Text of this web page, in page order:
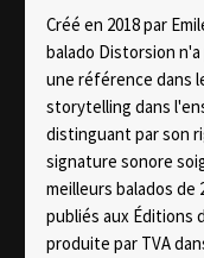
Créé en 2018 par
balado Distorsion
une référence dans
storytelling dans
distinguant par son
signature sonore
meilleurs balados de
publiés aux Éditions
produite par TVA